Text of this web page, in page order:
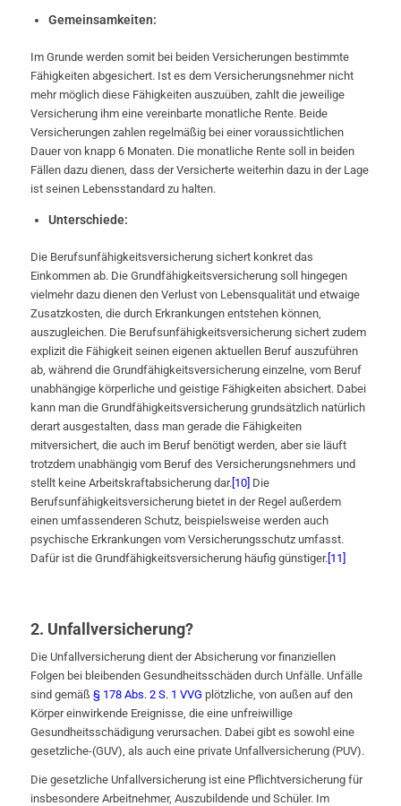
Gemeinsamkeiten:
Im Grunde werden somit bei beiden Versicherungen bestimmte
Fähigkeiten abgesichert. Ist es dem Versicherungsnehmer nicht
mehr möglich diese Fähigkeiten auszuüben, zahlt die jeweilige
Versicherung ihm eine vereinbarte monatliche Rente. Beide
Versicherungen zahlen regelmäßig bei einer voraussichtlichen
Dauer von knapp 6 Monaten. Die monatliche Rente soll in beiden
Fällen dazu dienen, dass der Versicherte weiterhin dazu in der Lage
ist seinen Lebensstandard zu halten.
Unterschiede:
Die Berufsunfähigkeitsversicherung sichert konkret das
Einkommen ab. Die Grundfähigkeitsversicherung soll hingegen
vielmehr dazu dienen den Verlust von Lebensqualität und etwaige
Zusatzkosten, die durch Erkrankungen entstehen können,
auszugleichen. Die Berufsunfähigkeitsversicherung sichert zudem
explizit die Fähigkeit seinen eigenen aktuellen Beruf auszuführen
ab, während die Grundfähigkeitsversicherung einzelne, vom Beruf
unabhängige körperliche und geistige Fähigkeiten absichert. Dabei
kann man die Grundfähigkeitsversicherung grundsätzlich natürlich
derart ausgestalten, dass man gerade die Fähigkeiten
mitversichert, die auch im Beruf benötigt werden, aber sie läuft
trotzdem unabhängig vom Beruf des Versicherungsnehmers und
stellt keine Arbeitskraftabsicherung dar. [10] Die
Berufsunfähigkeitsversicherung bietet in der Regel außerdem
einen umfassenderen Schutz, beispielsweise werden auch
psychische Erkrankungen vom Versicherungsschutz umfasst.
Dafür ist die Grundfähigkeitsversicherung häufig günstiger. [11]
2. Unfallversicherung?
Die Unfallversicherung dient der Absicherung vor finanziellen
Folgen bei bleibenden Gesundheitsschäden durch Unfälle. Unfälle
sind gemäß § 178 Abs. 2 S. 1 VVG plötzliche, von außen auf den
Körper einwirkende Ereignisse, die eine unfreiwillige
Gesundheitsschädigung verursachen. Dabei gibt es sowohl eine
gesetzliche-(GUV), als auch eine private Unfallversicherung (PUV).
Die gesetzliche Unfallversicherung ist eine Pflichtversicherung für
insbesondere Arbeitnehmer, Auszubildende und Schüler. Im